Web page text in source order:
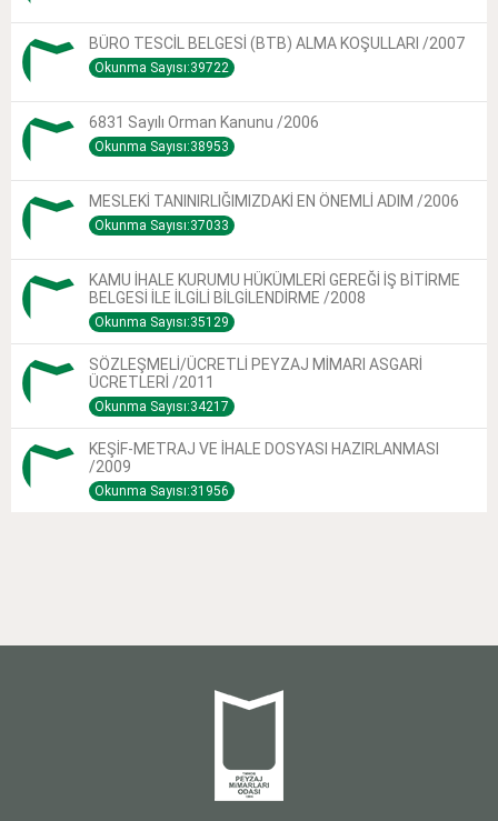
BÜRO TESCİL BELGESİ (BTB) ALMA KOŞULLARI /2007
Okunma Sayısı:39722
6831 Sayılı Orman Kanunu /2006
Okunma Sayısı:38953
MESLEKİ TANINIRLIĞIMIZDAKİ EN ÖNEMLİ ADIM /2006
Okunma Sayısı:37033
KAMU İHALE KURUMU HÜKÜMLERİ GEREĞİ İŞ BİTİRME
BELGESİ İLE İLGİLİ BİLGİLENDİRME /2008
Okunma Sayısı:35129
SÖZLEŞMELİ/ÜCRETLİ PEYZAJ MİMARI ASGARİ
ÜCRETLERİ /2011
Okunma Sayısı:34217
KEŞİF-METRAJ VE İHALE DOSYASI HAZIRLANMASI
/2009
Okunma Sayısı:31956